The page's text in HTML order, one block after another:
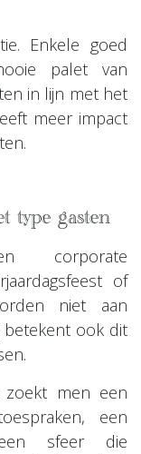
Enkele goed
palet van
in lijn met het
meer impact
type gasten
corporate
of
niet aan
betekent ook dit
men een
een
sfeer die